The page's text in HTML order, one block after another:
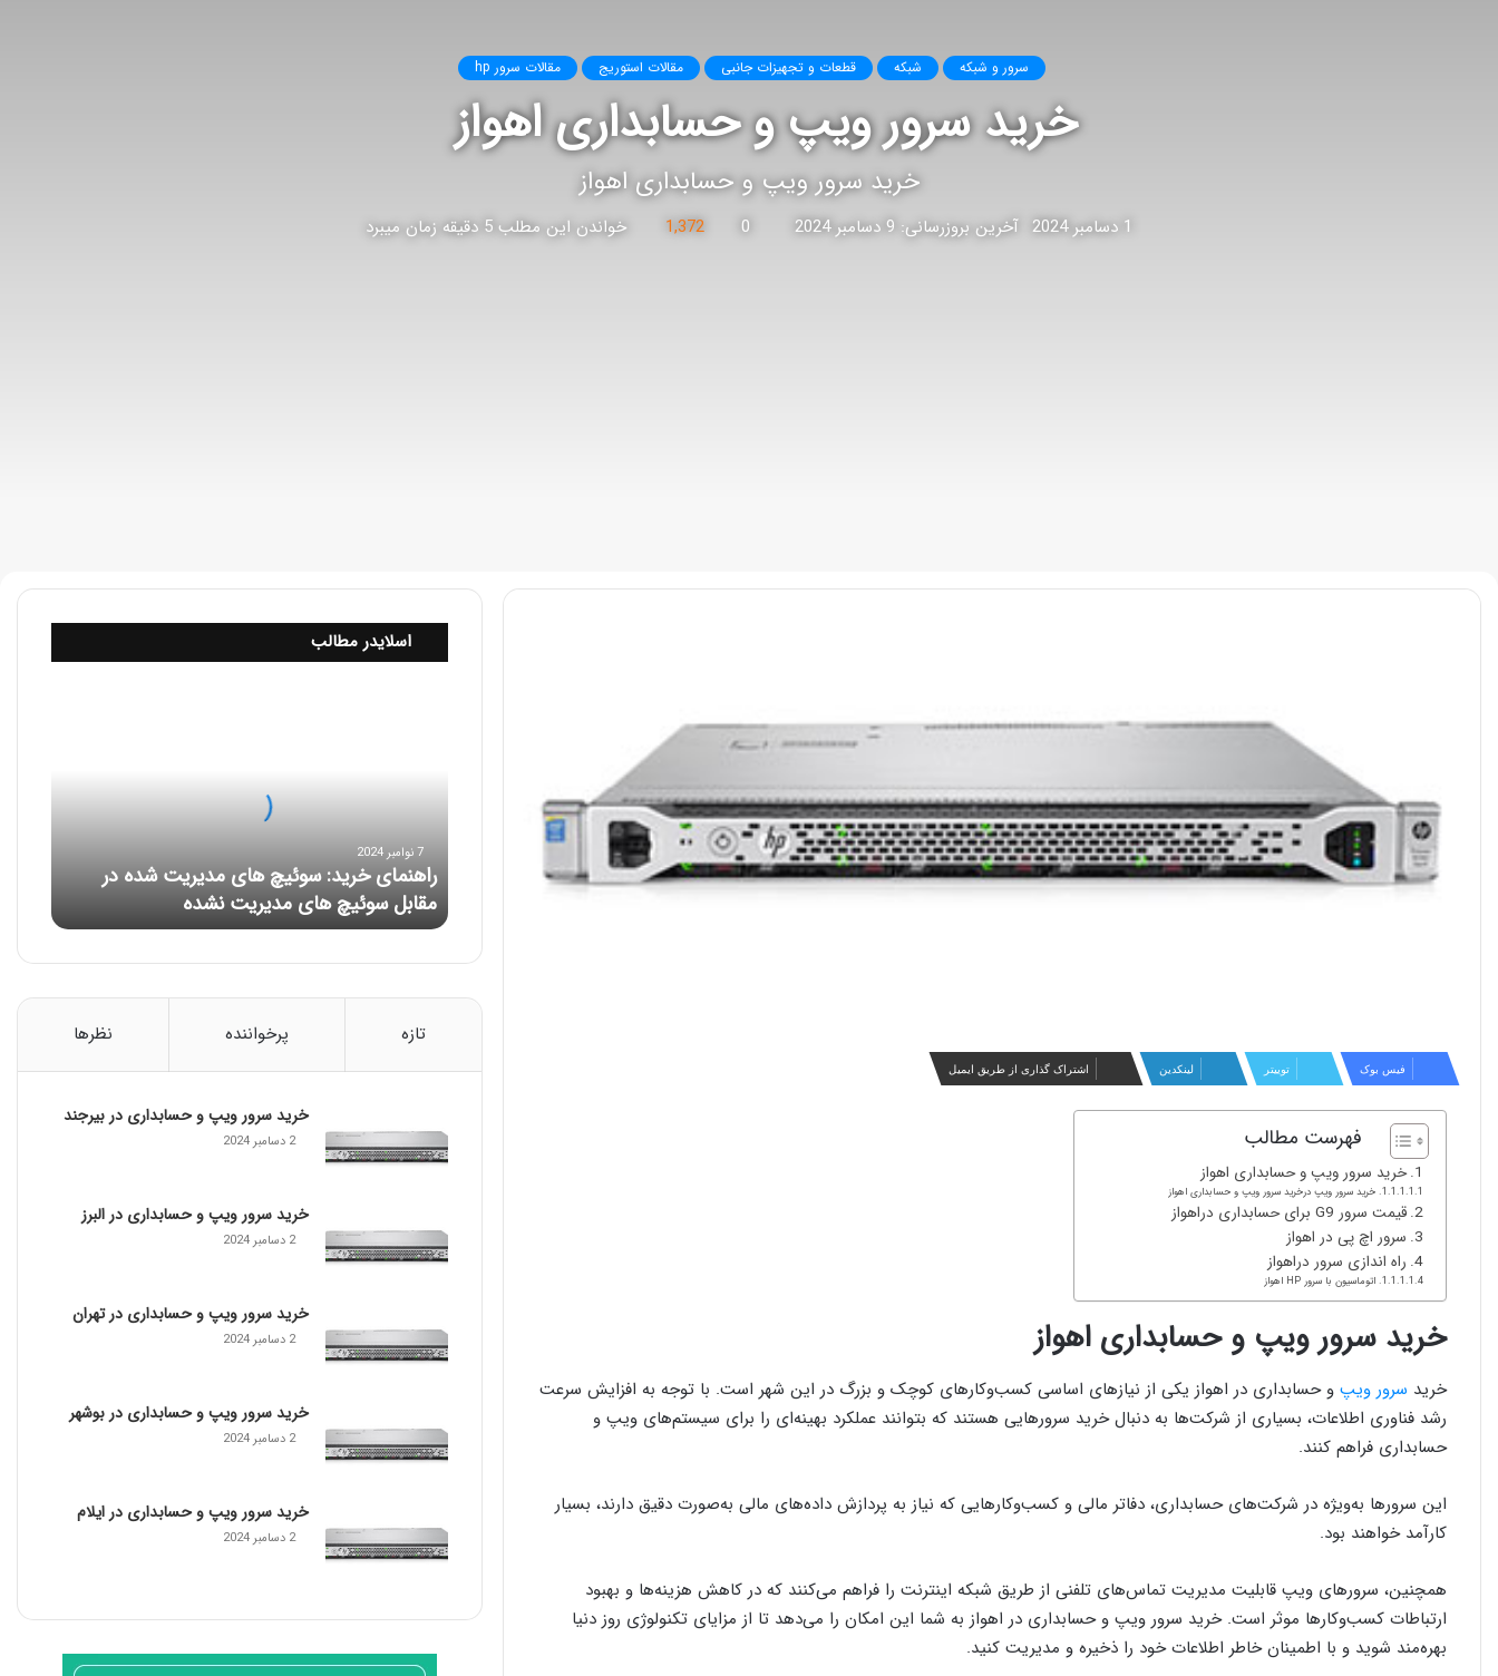
سرور و شبکه شبکه قطعات و تجهیزات جانبی مقالات استوریج مقالات سرور hp
خرید سرور ویپ و حسابداری اهواز
خرید سرور ویپ و حسابداری اهواز
1 دسامبر 2024 آخرین بروزرسانی: 9 دسامبر 2024 0
1,372 خواندن این مطلب 5 دقیقه زمان میبرد
فیس بوک توییتر لینکدین اشتراک گذاری از طریق ایمیل
فهرست مطالب
خرید سرور ویپ و حسابداری اهواز
خرید سرور ویپ درخرید سرور ویپ و حسابداری اهواز
قیمت سرور G9 برای حسابداری دراهواز
سرور اچ پی در اهواز
راه اندازی سرور دراهواز
اتوماسیون با سرور HP اهواز
خرید سرور ویپ و حسابداری اهواز
خرید سرور ویپ و حسابداری در اهواز یکی از نیازهای اساسی کسب‌وکارهای کوچک و بزرگ در این شهر است. با توجه به افزایش سرعت
رشد فناوری اطلاعات، بسیاری از شرکت‌ها به دنبال خرید سرورهایی هستند که بتوانند عملکرد بهینه‌ای را برای سیستم‌های ویپ و
حسابداری فراهم کنند.
این سرورها به‌ویژه در شرکت‌های حسابداری، دفاتر مالی و کسب‌وکارهایی که نیاز به پردازش داده‌های مالی به‌صورت دقیق دارند، بسیار
کارآمد خواهند بود.
همچنین، سرورهای ویپ قابلیت مدیریت تماس‌های تلفنی از طریق شبکه اینترنت را فراهم می‌کنند که در کاهش هزینه‌ها و بهبود
ارتباطات کسب‌وکارها موثر است. خرید سرور ویپ و حسابداری در اهواز به شما این امکان را می‌دهد تا از مزایای تکنولوژی روز دنیا
بهره‌مند شوید و با اطمینان خاطر اطلاعات خود را ذخیره و مدیریت کنید.
اسلایدر مطالب
د
و
چ
ی
م
ر
ی
د
ه
ق
ا
س
و
7 نوامبر 2024
راهنمای خرید: سوئیچ های مدیریت شده در
مقابل سوئیچ های مدیریت نشده
تازه پرخواننده نظرها
خرید سرور ویپ و حسابداری در بیرجند
2 دسامبر 2024
خرید سرور ویپ و حسابداری در البرز
2 دسامبر 2024
خرید سرور ویپ و حسابداری در تهران
2 دسامبر 2024
خرید سرور ویپ و حسابداری در بوشهر
2 دسامبر 2024
خرید سرور ویپ و حسابداری در ایلام
2 دسامبر 2024